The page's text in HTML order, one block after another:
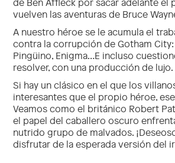
vuelven las aventuras de Bruce
A nuestro héroe se le acumula el
contra la corrupción de Gotham
Pingüino, Enigma…E incluso
resolver, con una producción de lujo.
Si hay un clásico en el que los
interesantes que el propio héroe,
Veamos como el británico Robert
el papel del caballero oscuro
nutrido grupo de malvados.
disfrutar de la esperada versión del